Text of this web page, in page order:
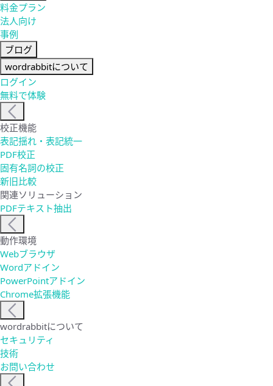
料金プラン
法人向け
事例
ブログ
wordrabbitについて
ログイン
無料で体験
校正機能
表記揺れ・表記統一
PDF校正
固有名詞の校正
新旧比較
関連ソリューション
PDFテキスト抽出
動作環境
Webブラウザ
Wordアドイン
PowerPointアドイン
Chrome拡張機能
wordrabbitについて
セキュリティ
技術
お問い合わせ